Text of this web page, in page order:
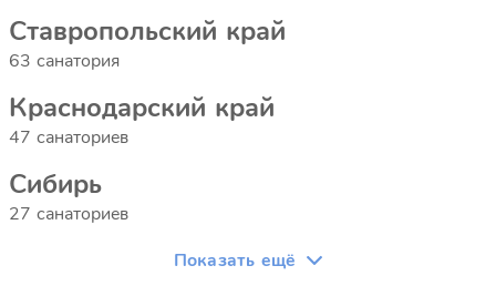
Ставропольский край
63 санатория
Краснодарский край
47 санаториев
Сибирь
27 санаториев
Показать ещё